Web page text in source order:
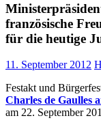
französische
für die heutige
11. September 2012
Festakt und
Charles de Gaulles
am 22. September